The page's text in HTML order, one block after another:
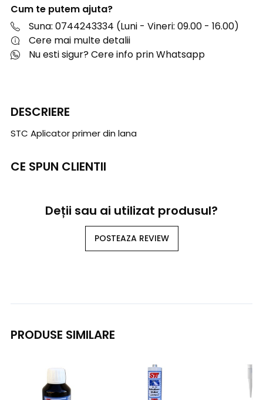
Cum te putem ajuta?
Suna: 0744243334 (Luni - Vineri: 09.00 - 16.00)
Cere mai multe detalii
Nu esti sigur? Cere info prin Whatsapp
DESCRIERE
STC Aplicator primer din lana
CE SPUN CLIENTII
Deții sau ai utilizat produsul?
POSTEAZA REVIEW
PRODUSE SIMILARE